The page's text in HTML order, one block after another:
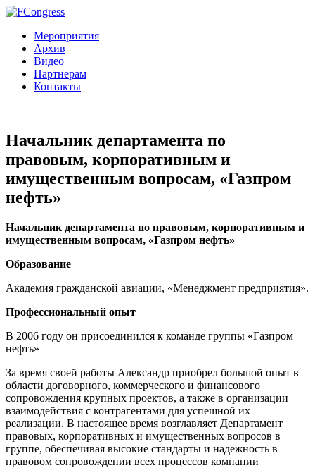
Мероприятия
Архив
Видео
Партнерам
Контакты
Начальник департамента по
правовым, корпоративным и
имущественным вопросам, «Газпром
нефть»
Начальник департамента по правовым, корпоративным и
имущественным вопросам, «Газпром нефть»
Образование
Академия гражданской авиации, «Менеджмент предприятия».
Профессиональный опыт
В 2006 году он присоединился к команде группы «Газпром
нефть»
За время своей работы Александр приобрел большой опыт в
области договорного, коммерческого и финансового
сопровождения крупных проектов, а также в организации
взаимодействия с контрагентами для успешной их
реализации. В настоящее время возглавляет Департамент
правовых, корпоративных и имущественных вопросов в
группе, обеспечивая высокие стандарты и надежность в
правовом сопровождении всех процессов компании